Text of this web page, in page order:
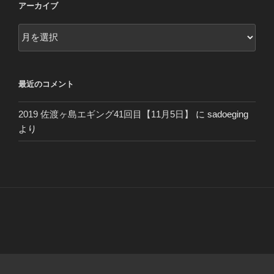
ー
別
アーカイブ
ー
ブ
最近のコメント
2019 佐渡ヶ島エギング41回目【11月5日】 に sadoeging
より